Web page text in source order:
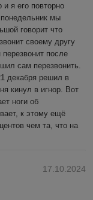
я его повторно
мы
говорит что
своему другу
после
сам перезвонить.
декабря решил в
кинул в игнор. Вот
ноги об
к этому ещё
чем та, что на
17.10.2024